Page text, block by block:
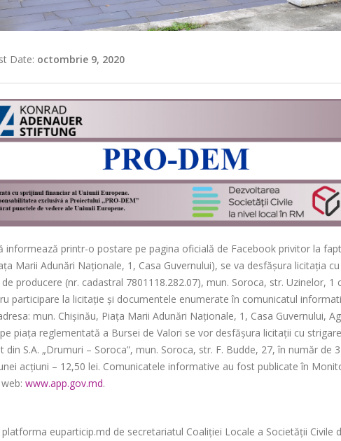
Date: octombrie 9, 2020
informează printr-o postare pe pagina oficială de Facebook privitor la
Marii Adunări Naţionale, 1, Casa Guvernului), se va desfăşura licitaţia
producere (nr. cadastral 7801118.282.07), mun. Soroca, str. Uzinelor, 1
participare la licitaţie şi documentele enumerate în comunicatul
mun. Chişinău, Piaţa Marii Adunări Naţionale, 1, Casa Guvernului,
piaţa reglementată a Bursei de Valori se vor desfăşura licitaţii cu
S.A. „Drumuri – Soroca”, mun. Soroca, str. F. Budde, 27, în număr de
acţiuni – 12,50 lei. Comunicatele informative au fost publicate în
www.app.gov.md.
euparticip.md de secretariatul Coaliției Locale a Societății Civile